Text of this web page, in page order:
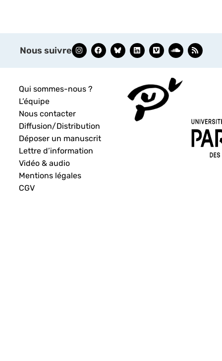
Nous suivre
Qui sommes-nous ?
L’équipe
Nous contacter
Diffusion/Distribution
Déposer un manuscrit
Lettre d’information
Vidéo & audio
Mentions légales
CGV